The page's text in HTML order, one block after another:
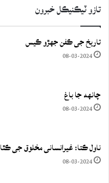
تازو ٽيڪنيڪل خبرون
تاريخ جي ڪفن جھڙو ڪيس
08-03-2024
چانهه جا باغ
08-03-2024
ناول ڪتا: غيرانساني مخلوق جي ڪٿا
08-03-2024